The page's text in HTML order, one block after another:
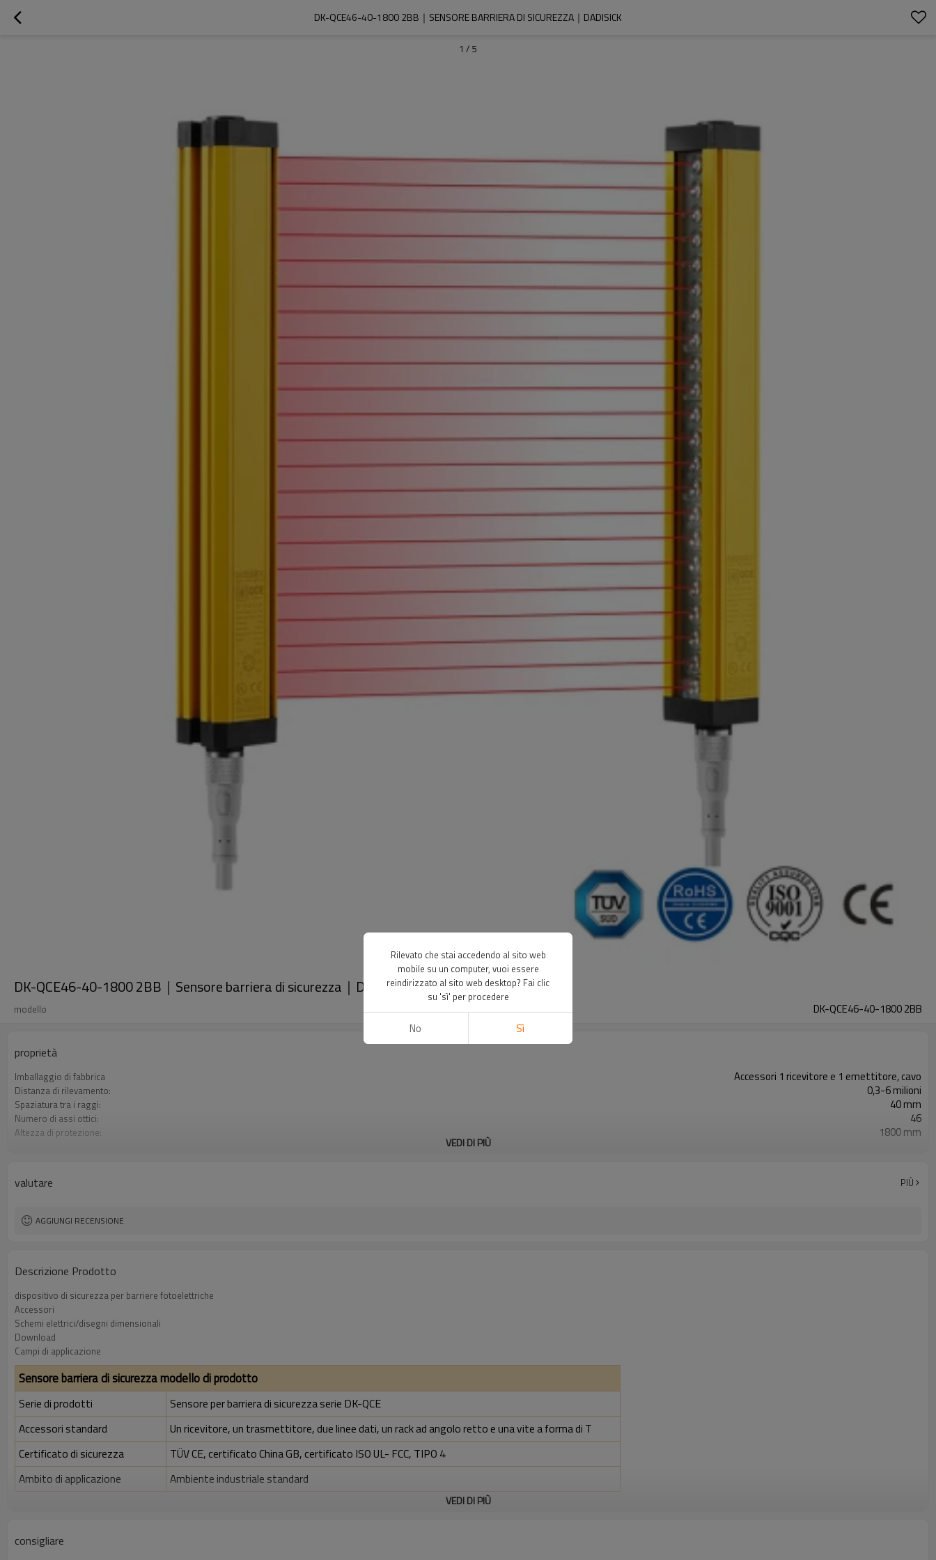
DK-QCE46-40-1800 2BB｜SENSORE BARRIERA DI SICUREZZA｜DADISICK
1 / 5
DK-QCE46-40-1800 2BB｜Sensore barriera di sicurezza｜DADISICK
modello DK-QCE46-40-1800 2BB
proprietà
Imballaggio di fabbrica Accessori 1 ricevitore e 1 emettitore, cavo
Distanza di rilevamento: 0,3-6 milioni
Spaziatura tra i raggi: 40 mm
Numero di assi ottici: 46
Altezza di protezione: 1800 mm
con accessori di montaggio
Certificazione: TUV, UL, CE, RoSH, GB
VEDI DI PIÙ
valutare PIÙ
AGGIUNGI RECENSIONE
Descrizione Prodotto
dispositivo di sicurezza per barriere fotoelettriche
Accessori
Schemi elettrici/disegni dimensionali
Download
Campi di applicazione
Sensore barriera di sicurezza modello di prodotto
Serie di prodotti
Sensore per barriera di sicurezza serie DK-QCE
Accessori standard
Un ricevitore, un trasmettitore, due linee dati, un rack ad angolo retto e una vite a forma di T
Certificato di sicurezza
TÜV CE, certificato China GB, certificato ISO UL- FCC, TIPO 4
Ambito di applicazione
Ambiente industriale standard
Rapporto di risoluzione
VEDI DI PIÙ
consigliare
Rilevato che stai accedendo al sito web
mobile su un computer, vuoi essere
reindirizzato al sito web desktop? Fai clic
su 'sì' per procedere
No Sì